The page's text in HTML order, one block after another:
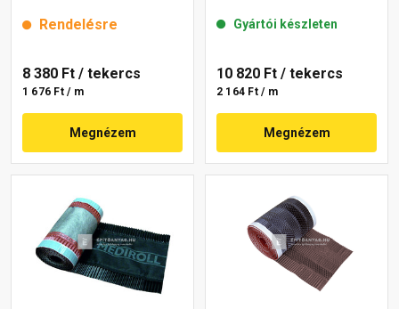
Rendelésre
8 380 Ft / tekercs
1 676 Ft / m
Megnézem
Gyártói készleten
10 820 Ft / tekercs
2 164 Ft / m
Megnézem